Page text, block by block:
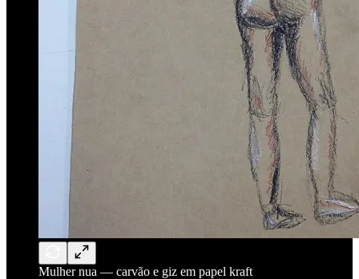
Mulher nua — carvão e giz em papel kraft